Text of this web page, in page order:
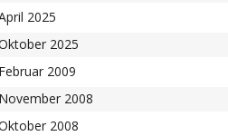
2025
2025
Februar 2009
November 2008
2008